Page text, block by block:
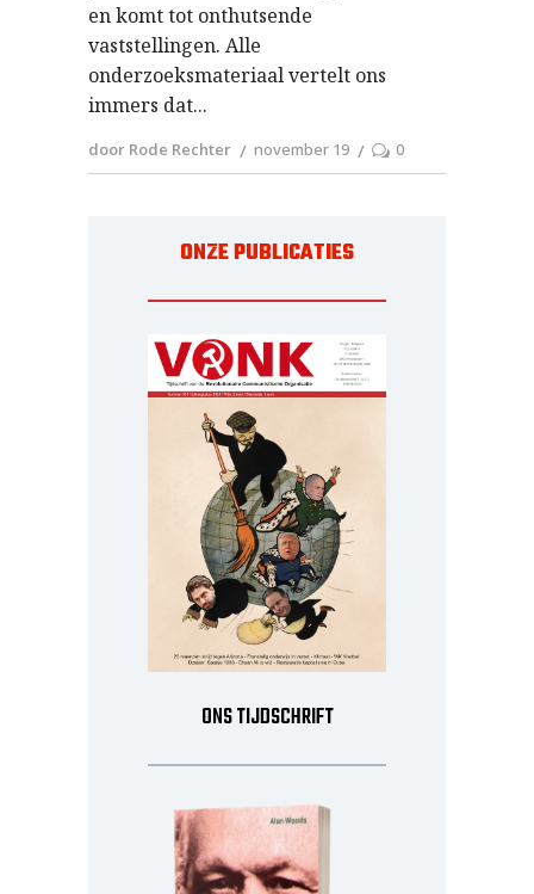
en komt tot onthutsende
vaststellingen. Alle
onderzoeksmateriaal vertelt ons
immers dat
door Rode Rechter november 19 0
ONZE PUBLICATIES
ONS TIJDSCHRIFT